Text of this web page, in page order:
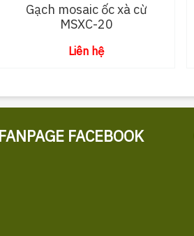
Gạch mosaic ốc xà cừ
MSXC-20
Liên hệ
FANPAGE FACEBOOK